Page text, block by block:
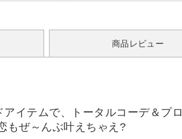
商品レビュー
イテムで、トータルコーデ＆プ
もぜ～んぶ叶えちゃえ?